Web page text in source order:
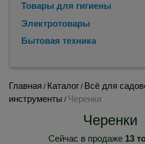
Товары для гигиены
Электротовары
Бытовая техника
Главная / Каталог / Всё для
инструменты / Черенки
Черенки
Сейчас в продаже 13